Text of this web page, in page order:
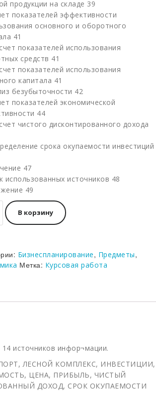
продукции на складе 39
показателей эффективности
основного и оборотного
41
показателей использования
средств 41
показателей использования
капитала 41
безубыточности 42
показателей экономической
44
чистого дисконтированного дохода
срока окупаемости инвестиций
47
использованных источников 48
49
В корзину
Бизнеспланирование, Предметы,
Метка: Курсовая работа
источников инфор¬мации.
ЛЕСНОЙ КОМПЛЕКС, ИНВЕСТИЦИИ,
ЦЕНА, ПРИБЫЛЬ, ЧИСТЫЙ
ДОХОД, СРОК ОКУПАЕМОСТИ